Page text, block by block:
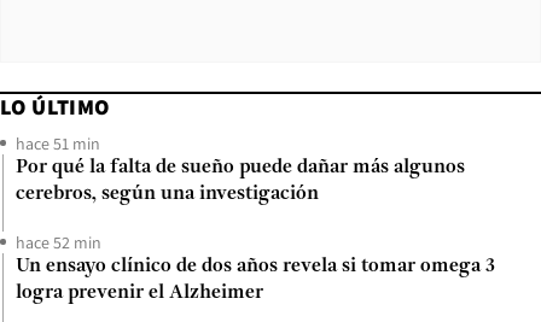
LO ÚLTIMO
hace 51 min
Por qué la falta de sueño puede dañar más algunos
cerebros, según una investigación
hace 52 min
Un ensayo clínico de dos años revela si tomar omega 3
logra prevenir el Alzheimer